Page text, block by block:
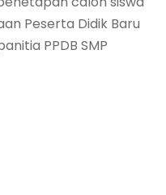
Peserta Didik Baru
PPDB SMP